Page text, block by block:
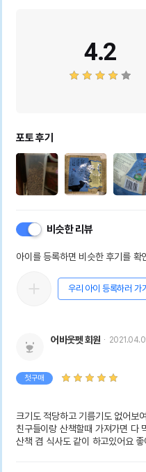
4.2
포토 후기
비슷한 리뷰
아이를 등록하면 비슷한 후기를 확
우리 아이 등록하러 가기
어바웃펫 회원
첫구매
크기도 적당하고 기름기도 없어보
친구들이랑 산책할때 가져가면 다
산책 겸 식사도 같이 하고있어요 좋